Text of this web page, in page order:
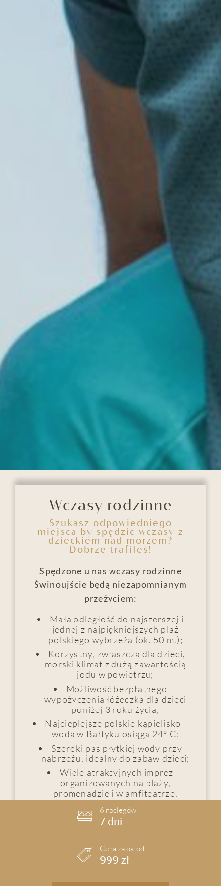
7 dni
6 noclegów
999 zł
Cena za os. od
Wczasy rodzinne
Szukasz odpowiedniego
miejsca by spędzić wczasy z
dzieckiem nad morzem?
Dobrze trafiłeś!
Spędzone u nas wczasy rodzinne
Świnoujście będą niezapomnianym
przeżyciem:
Mała odległość do najszerszej i
jednej z najpiękniejszych plaż
polskiego wybrzeża (ok. 50 m.);
Korzystny, zwłaszcza dla dzieci,
morski klimat z dużą zawartością
jodu w powietrzu;
Możliwość bezpłatnego
wypożyczenia łóżeczka dla dzieci
poniżej 3 roku życia;
Najcieplejsze polskie kąpielisko –
woda w Bałtyku osiąga 24° C;
Szeroki pas płytkiej wody przy
nabrzeżu, idealny do zabaw dzieci;
Wiele atrakcyjnych imprez
organizowanych na plaży,
promenadzie i w amfiteatrze,
zarówno dla dzieci, jak i dla
dorosłych;
Plac zabaw dla dzieci, który
plażowej;
Możliwość odbywania licznych
krajów skandynawskich.